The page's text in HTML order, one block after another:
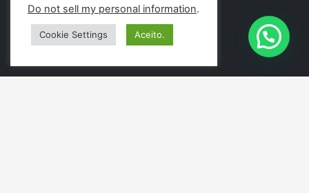
Do not sell my personal information.
Cookie Settings Aceito.